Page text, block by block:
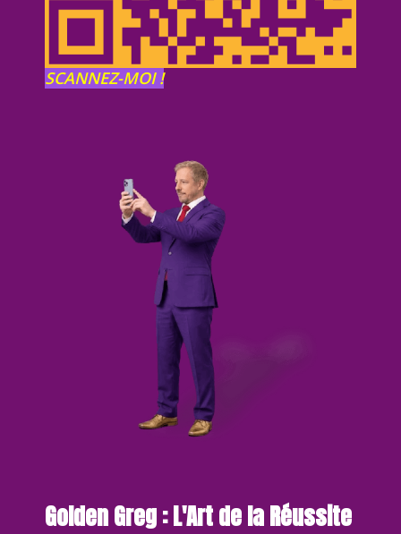
SCANNEZ-MOI !
Golden Greg : L'Art de la Réussite